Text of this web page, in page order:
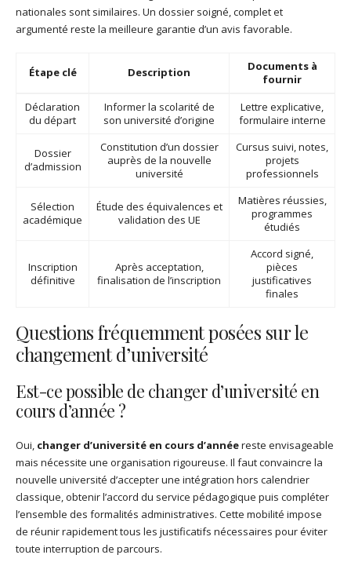
nationales sont similaires. Un dossier soigné, complet et
argumenté reste la meilleure garantie d’un avis favorable.
Étape clé Description
Documents à
fournir
Déclaration
du départ
Informer la scolarité de
son université d’origine
Lettre explicative,
formulaire interne
Dossier
d’admission
Constitution d’un dossier
auprès de la nouvelle
université
Cursus suivi, notes,
projets
professionnels
Sélection
académique
Étude des équivalences et
validation des UE
Matières réussies,
programmes
étudiés
Inscription
définitive
Après acceptation,
finalisation de l’inscription
Accord signé,
pièces
justificatives
finales
Questions fréquemment posées sur le
changement d’université
Est-ce possible de changer d’université en
cours d’année ?
Oui, changer d’université en cours d’annéereste envisageable
mais nécessite une organisation rigoureuse. Il faut convaincre la
nouvelle université d’accepter une intégration hors calendrier
classique, obtenir l’accord du service pédagogique puis compléter
l’ensemble des formalités administratives. Cette mobilité impose
de réunir rapidement tous les justificatifs nécessaires pour éviter
toute interruption de parcours.